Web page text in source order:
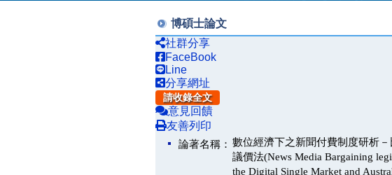
博碩士論文
社群分享
FaceBook
Line
分享網址
請收錄全文
意見回饋
友善列印
論著名稱： 數位經濟下之新聞付費制度研析
議價法(News Media Bargaining
the Digital Single Market and